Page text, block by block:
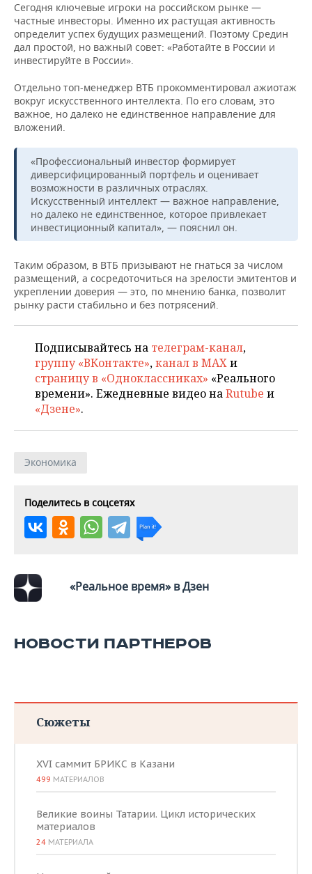
Сегодня ключевые игроки на российском рынке —
частные инвесторы. Именно их растущая активность
определит успех будущих размещений. Поэтому Средин
дал простой, но важный совет: «Работайте в России и
инвестируйте в России».
Отдельно топ-менеджер ВТБ прокомментировал ажиотаж
вокруг искусственного интеллекта. По его словам, это
важное, но далеко не единственное направление для
вложений.
«Профессиональный инвестор формирует
диверсифицированный портфель и оценивает
возможности в различных отраслях.
Искусственный интеллект — важное направление,
но далеко не единственное, которое привлекает
инвестиционный капитал», — пояснил он.
Таким образом, в ВТБ призывают не гнаться за числом
размещений, а сосредоточиться на зрелости эмитентов и
укреплении доверия — это, по мнению банка, позволит
рынку расти стабильно и без потрясений.
Подписывайтесь на телеграм-канал,
группу «ВКонтакте»,канал в MAXи
страницу в «Одноклассниках» «Реального
времени». Ежедневные видео наRutube и
«Дзене».
Экономика
Поделитесь в соцсетях
«Реальное время» в Дзен
НОВОСТИ ПАРТНЕРОВ
Сюжеты
XVI саммит БРИКС в Казани
499 МАТЕРИАЛОВ
Великие воины Татарии. Цикл исторических
материалов
24 МАТЕРИАЛА